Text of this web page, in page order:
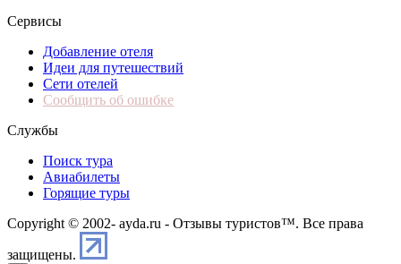
Сервисы
Добавление отеля
Идеи для путешествий
Сети отелей
Сообщить об ошибке
Службы
Поиск тура
Авиабилеты
Горящие туры
Copyright © 2002- ayda.ru - Отзывы туристов™. Все права
защищены.